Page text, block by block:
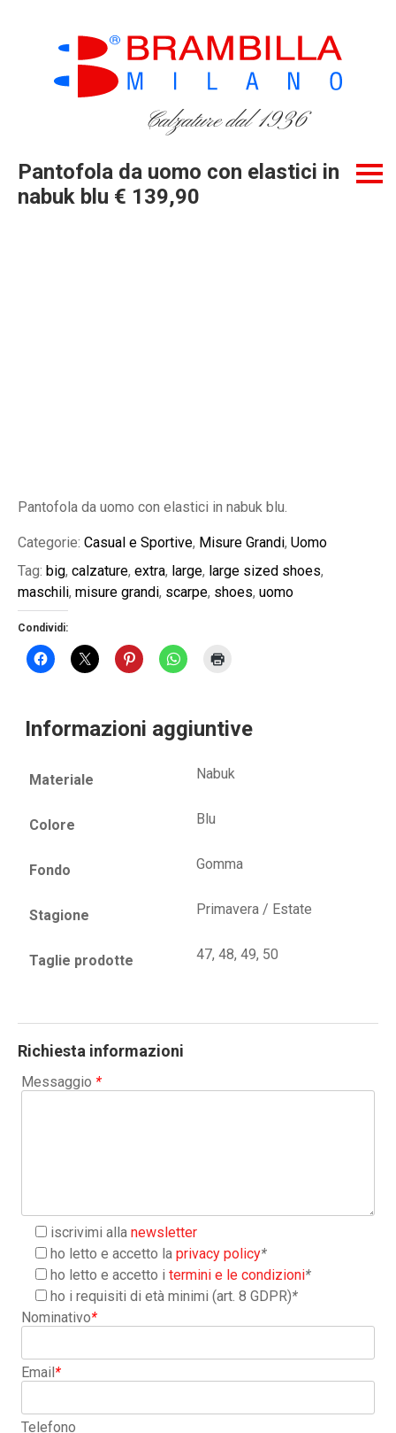
Calzature dal 1936
Pantofola da uomo con elastici in
nabuk blu € 139,90
Pantofola da uomo con elastici in nabuk blu.
Categorie: Casual e Sportive, Misure Grandi, Uomo
Tag: big, calzature, extra, large, large sized shoes,
maschili, misure grandi, scarpe, shoes, uomo
Condividi:
Informazioni aggiuntive
Materiale Nabuk
Colore Blu
Fondo Gomma
Stagione Primavera / Estate
Taglie prodotte 47, 48, 49, 50
Richiesta informazioni
Messaggio *
iscrivimi allanewsletter
ho letto e accetto laprivacy policy*
ho letto e accetto itermini e le condizioni*
ho i requisiti di età minimi (art. 8 GDPR)*
Nominativo*
Email*
Telefono